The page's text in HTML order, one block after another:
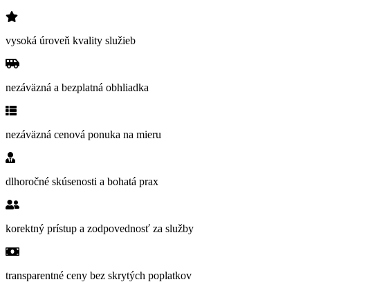
vysoká úroveň kvality služieb
nezáväzná a bezplatná obhliadka
nezáväzná cenová ponuka na mieru
dlhoročné skúsenosti a bohatá prax
korektný prístup a zodpovednosť za služby
transparentné ceny bez skrytých poplatkov